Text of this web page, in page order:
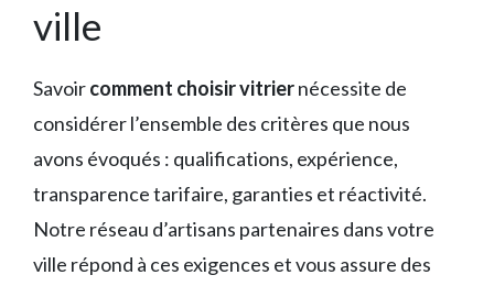
ville
Savoircomment choisir vitriernécessite de
considérer l’ensemble des critères que nous
avons évoqués : qualifications, expérience,
transparence tarifaire, garanties et réactivité.
Notre réseau d’artisans partenaires dans votre
ville répond à ces exigences et vous assure des